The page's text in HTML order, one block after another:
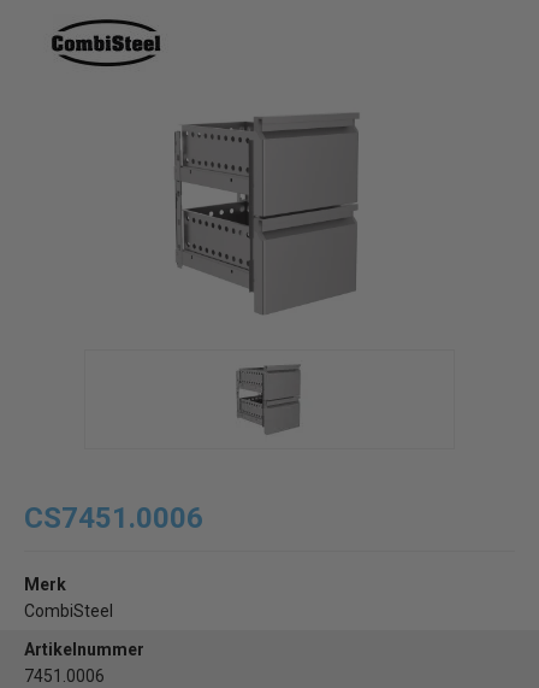
CS7451.0006
Merk
CombiSteel
Artikelnummer
7451.0006